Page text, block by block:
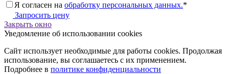
Я согласен на обработку персональных данных.*
Запросить цену
Закрыть окно
Уведомление об использовании cookies
Сайт использует необходимые для работы cookies. Продолжая
использование, вы соглашаетесь с их применением.
Подробнее в политике конфиденциальности